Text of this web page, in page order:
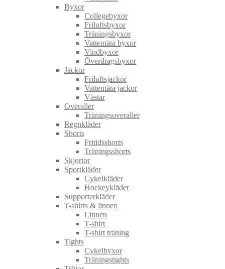
Byxor
Collegebyxor
Friluftsbyxor
Träningsbyxor
Vattentäta byxor
Vindbyxor
Överdragsbyxor
Jackor
Friluftsjackor
Vattentäta jackor
Västar
Overaller
Träningsoveraller
Regnkläder
Shorts
Fritidsshorts
Träningsshorts
Skjortor
Sportkläder
Cykelkläder
Hockeykläder
Supporterkläder
T-shirts & linnen
Linnen
T-shirt
T-shirt träning
Tights
Cykelbyxor
Träningstights